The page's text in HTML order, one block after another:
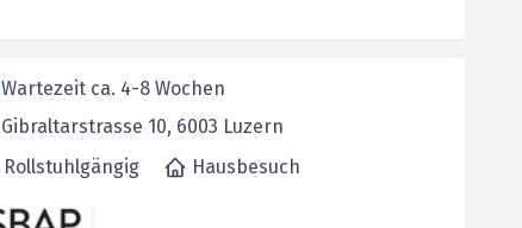
Wartezeit ca. 4-8 Wochen
Gibraltarstrasse 10, 6003 Luzern
Rollstuhlgängig
Hausbesuch